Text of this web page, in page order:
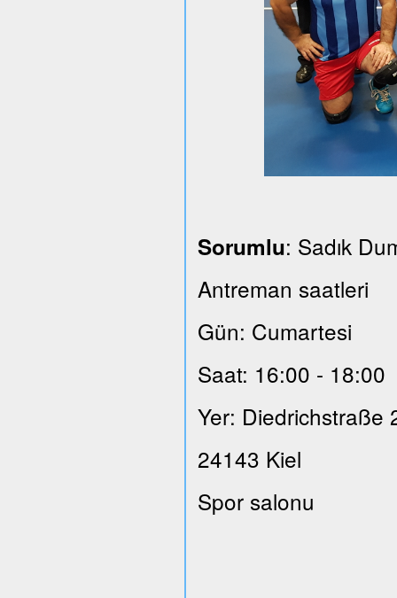
Sorumlu: Sadık
Antreman saatleri
Gün: Cumartesi
Saat: 16:00 - 18:00
Yer: Diedrichstraße
24143 Kiel
Spor salonu